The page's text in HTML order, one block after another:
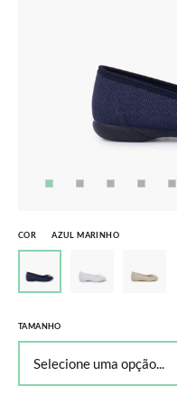
COR AZUL MARINHO
TAMANHO